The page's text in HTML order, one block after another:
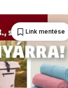
Link mentése